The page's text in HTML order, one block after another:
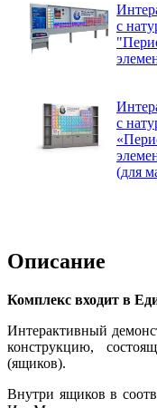
с
с
(для
Описание
Комплекс входит в
Интерактивный
конструкцию,
(ящиков).
Внутри ящиков в